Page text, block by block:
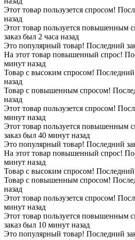
Этот товар пользузется спросом!
назад
Этот товар пользуется повышенным
заказ был 2 часа назад
Это популярный товар! Последний
На этот товар повышенный спрос!
минут назад
Товар с высоким спросом!
назад
Товар с повышенным спросом!
назад
Этот товар пользузется спросом!
минут назад
Этот товар пользуется повышенным
заказ был 40 минут назад
Это популярный товар! Последний
На этот товар повышенный спрос!
минут назад
Товар с высоким спросом! Последний
Товар с повышенным спросом!
назад
Этот товар пользузется спросом!
минут назад
Этот товар пользуется повышенным
заказ был 10 минут назад
Это популярный товар! Последний